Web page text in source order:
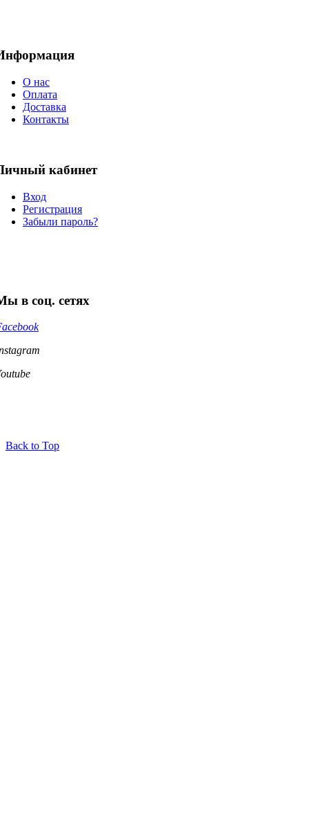
О нас
Оплата
Доставка
Контакты
кабинет
Вход
Регистрация
Забыли пароль?
в соц. сетях
Back to Top